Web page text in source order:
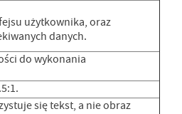
użytkownika, oraz
danych.
do wykonania
się tekst, a nie obraz